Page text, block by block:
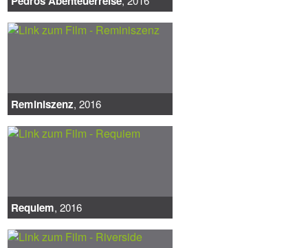
Reminiszenz, 2016
Requiem, 2016